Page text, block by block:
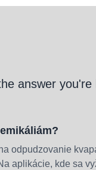
answer you're
odpudzovanie
aplikácie, kde sa